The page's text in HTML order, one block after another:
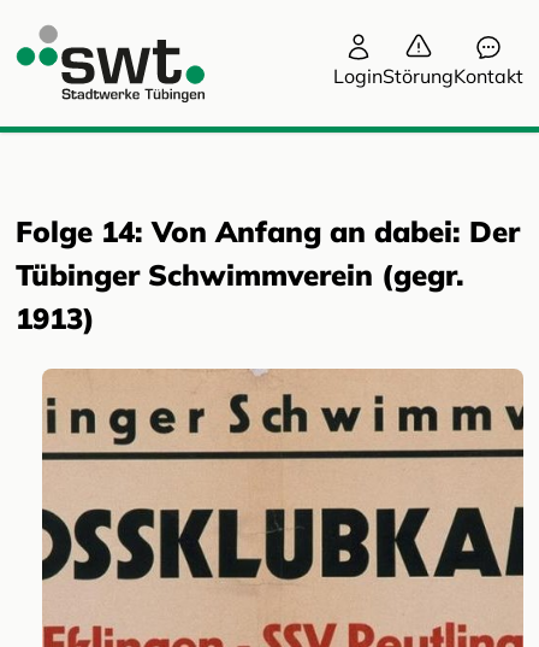
LoginStörungKontakt
Folge 14: Von Anfang an dabei: Der
Tübinger Schwimmverein (gegr.
1913)